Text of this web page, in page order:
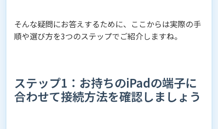
そんな疑問にお答えするために、ここからは実際の手
順や選び方を3つのステップでご紹介しますね。
ステップ1：お持ちのiPadの端子に
合わせて接続方法を確認しましょう